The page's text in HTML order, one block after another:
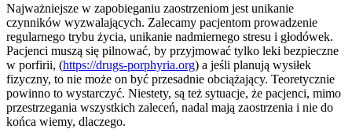
Najważniejsze w zapobieganiu zaostrzeniom jest unikanie
czynników wyzwalających. Zalecamy pacjentom prowadzenie
regularnego trybu życia, unikanie nadmiernego stresu i głodówek.
Pacjenci muszą się pilnować, by przyjmować tylko leki bezpieczne
w porfirii, (https://drugs-porphyria.org) a jeśli planują wysiłek
fizyczny, to nie może on być przesadnie obciążający. Teoretycznie
powinno to wystarczyć. Niestety, są też sytuacje, że pacjenci, mimo
przestrzegania wszystkich zaleceń, nadal mają zaostrzenia i nie do
końca wiemy, dlaczego.